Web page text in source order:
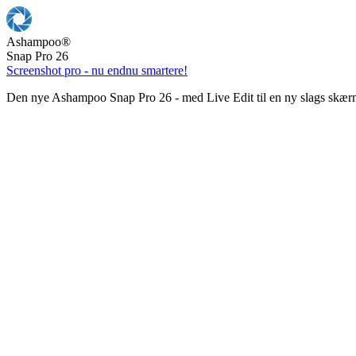
Ashampoo®
Snap Pro 26
Screenshot pro - nu endnu smartere!
Den nye Ashampoo Snap Pro 26 - med Live Edit til en ny slags